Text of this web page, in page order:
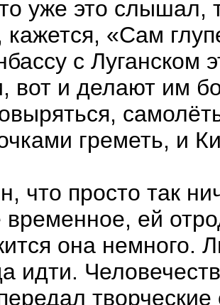
уже это слышал,
кажется, «Сам
с Луганском
вот и делают им
греметь, и
что просто так
ей
она немного.
идти.